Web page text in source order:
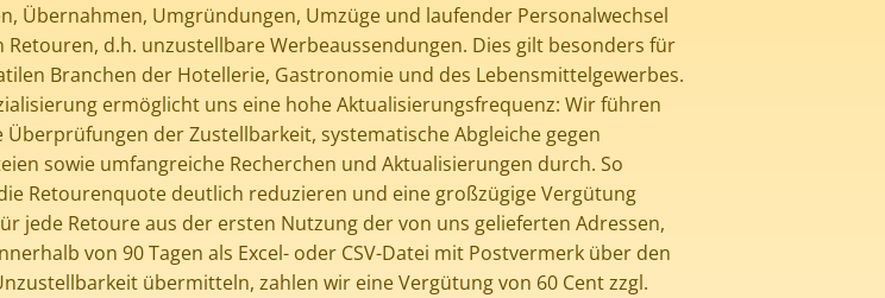
Übernahmen, Umgründungen, Umzüge und laufender Personalwechsel
Retouren, d.h. unzustellbare Werbeaussendungen. Dies gilt besonders für
Branchen der Hotellerie, Gastronomie und des Lebensmittelgewerbes.
ermöglicht uns eine hohe Aktualisierungsfrequenz: Wir führen
Überprüfungen der Zustellbarkeit, systematische Abgleiche gegen
sowie umfangreiche Recherchen und Aktualisierungen durch. So
Retourenquote deutlich reduzieren und eine großzügige Vergütung
jede Retoure aus der ersten Nutzung der von uns gelieferten Adressen,
von 90 Tagen als Excel- oder CSV-Datei mit Postvermerk über den
übermitteln, zahlen wir eine Vergütung von 60 Cent zzgl.